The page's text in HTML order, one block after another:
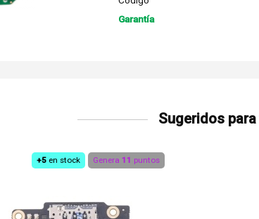
Garantía
Sugeridos
+5 en stock Genera 11 puntos